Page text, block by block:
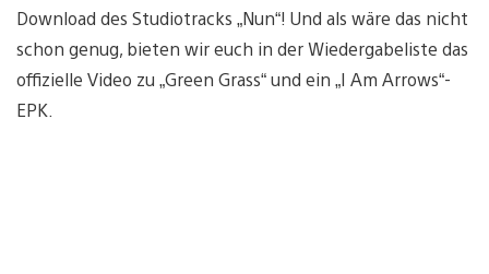
Download des Studiotracks „Nun“! Und als wäre das nicht
schon genug, bieten wir euch in der Wiedergabeliste das
offizielle Video zu „Green Grass“ und ein „I Am Arrows“-
EPK.